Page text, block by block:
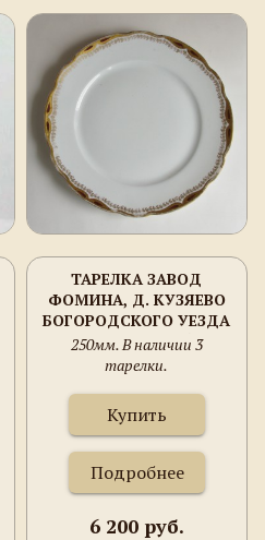
ТАРЕЛКА ЗАВОД
ФОМИНА, Д. КУЗЯЕВО
БОГОРОДСКОГО УЕЗДА
МОСКОВСКОЙ
ГУБЕРНИ.?
250мм. В наличии 3
тарелки.
Купить
Подробнее
6 200 руб.